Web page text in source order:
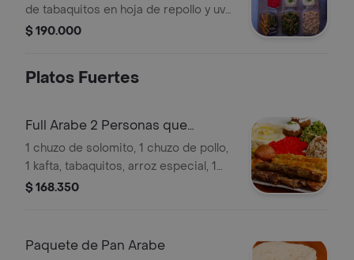
de tabaquitos en hoja de repollo y uva
(parra), 3 porciones de ensalada
garbanzo(humus), crema de pimentón,
pan árabe, salsa de ajo y picante.
$ 190.000
Platos Fuertes
Full Arabe 2 Personas que
Contiene:
1 chuzo de solomito, 1 chuzo de pollo,
1 kafta, tabaquitos, arroz especial, 1
kibbe, 2 falafel, ensalada tabule, salsas
$ 168.350
Paquete de Pan Arabe